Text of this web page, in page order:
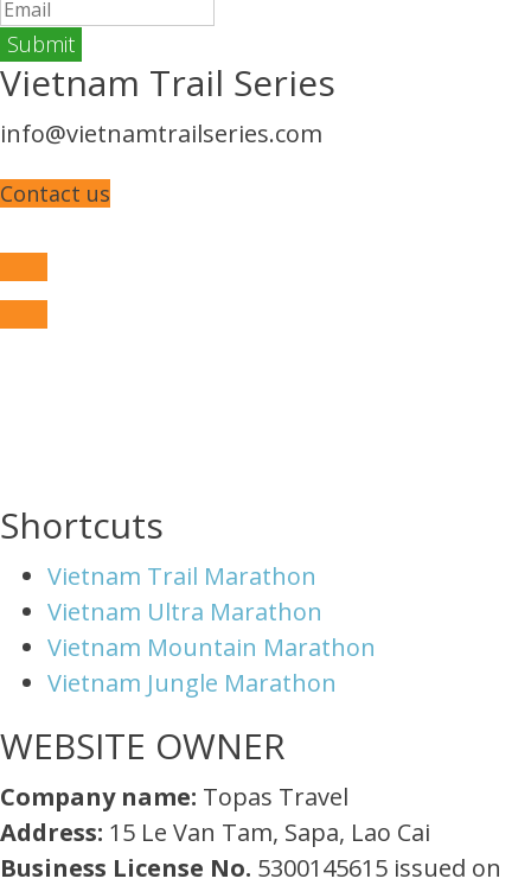
Vietnam Trail Series
info@vietnamtrailseries.com
Contact us
Shortcuts
Vietnam Trail Marathon
Vietnam Ultra Marathon
Vietnam Mountain Marathon
Vietnam Jungle Marathon
WEBSITE OWNER
Company name: Topas Travel
Address: 15 Le Van Tam, Sapa, Lao Cai
Business License No. 5300145615 issued on